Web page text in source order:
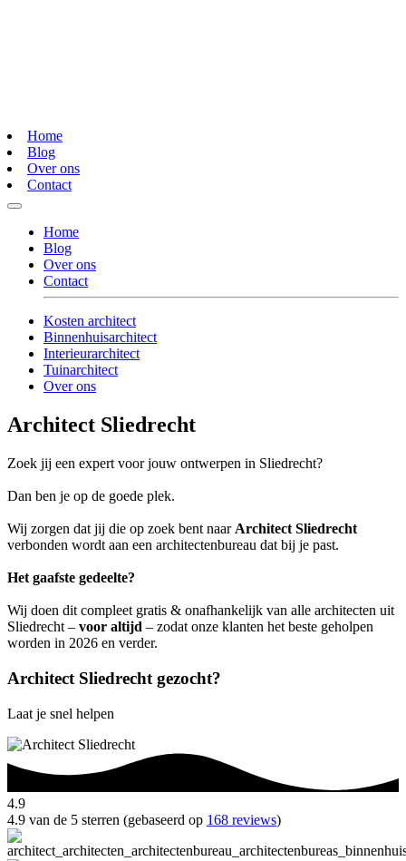
Home
Blog
Over ons
Contact
Home
Blog
Over ons
Contact
Kosten architect
Binnenhuisarchitect
Interieurarchitect
Tuinarchitect
Over ons
Architect Sliedrecht
Zoek jij een expert voor jouw ontwerpen in Sliedrecht?
Dan ben je op de goede plek.
Wij zorgen dat jij die op zoek bent naar Architect Sliedrecht
verbonden wordt aan een architectenbureau dat bij je past.
Het gaafste gedeelte?
Wij doen dit compleet gratis & onafhankelijk van alle architecten uit
Sliedrecht – voor altijd – zodat onze klanten het beste geholpen
worden in 2026 en verder.
Architect Sliedrecht gezocht?
Laat je snel helpen
4.9
4.9 van de 5 sterren (gebaseerd op 168 reviews)